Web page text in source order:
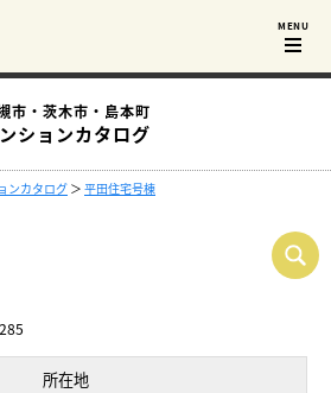
市・茨木市・島本町
ションカタログ
ンカタログ ＞ 平田住宅号棟
所在地